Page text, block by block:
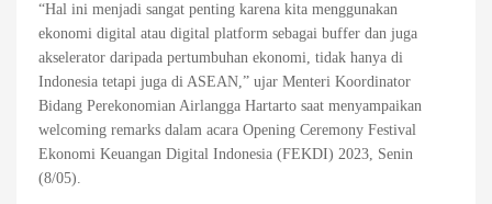
“Hal ini menjadi sangat penting karena kita menggunakan
ekonomi digital atau digital platform sebagai buffer dan juga
akselerator daripada pertumbuhan ekonomi, tidak hanya di
Indonesia tetapi juga di ASEAN,” ujar Menteri Koordinator
Bidang Perekonomian Airlangga Hartarto saat menyampaikan
welcoming remarks dalam acara Opening Ceremony Festival
Ekonomi Keuangan Digital Indonesia (FEKDI) 2023, Senin
(8/05).